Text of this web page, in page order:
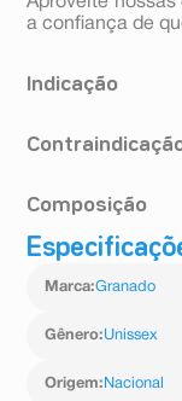
a confiança de
Indicação
axilas.
fórmula.
Composição
Enxofre, ácido
Marca:Granado
Gênero:Unissex
Origem: Nacional